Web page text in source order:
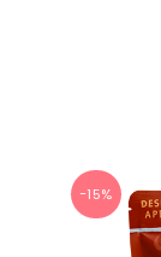
−15%